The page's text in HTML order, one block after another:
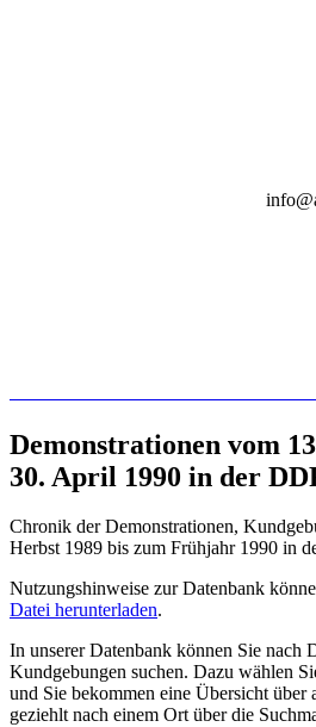
Demonstrationen vom
30. April 1990 in der
Chronik der Demonstrationen,
Herbst 1989 bis zum Frühjahr 1990 in
Nutzungshinweise zur Datenbank
Datei herunterladen.
In unserer Datenbank können Sie nach
Kundgebungen suchen. Dazu wählen
und Sie bekommen eine Übersicht über
geziehlt nach einem Ort über die